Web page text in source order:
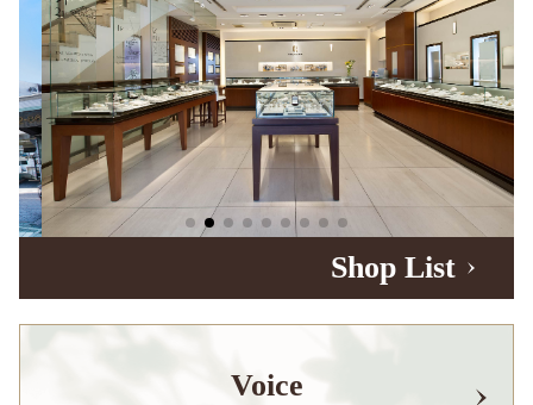
Shop List
Voice